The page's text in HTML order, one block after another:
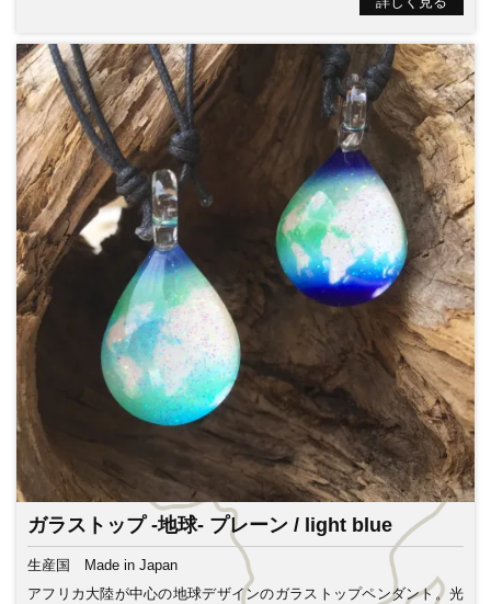
ガラストップ -地球- プレーン / light blue
生産国
Made in Japan
アフリカ大陸が中心の地球デザインのガラストップペンダント。光